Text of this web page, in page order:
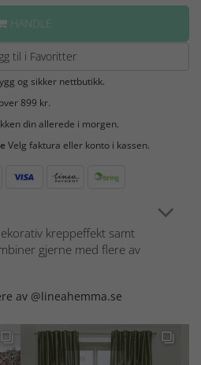
HANDLE
til i Favoritter
og sikker nettbutikk.
899 kr.
din allerede i morgen.
Velg faktura eller konto i kassen.
kreppeffekt samt
gjerne med flere av
av @lineahemma.se